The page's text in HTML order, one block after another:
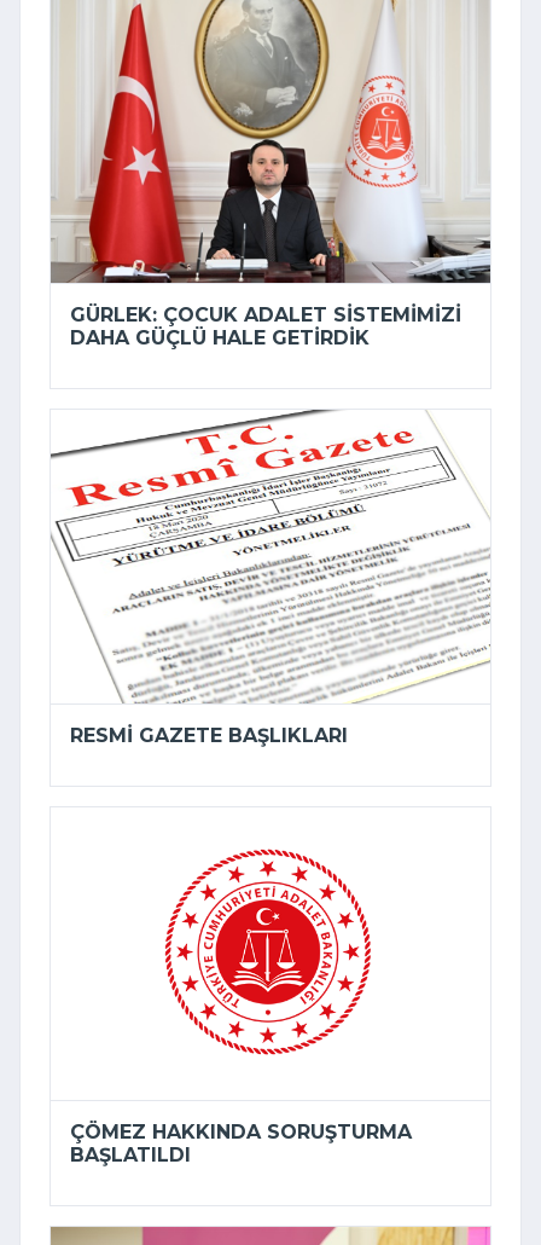
GÜRLEK: ÇOCUK ADALET SISTEMIMIZI
DAHA GÜÇLÜ HALE GETIRDIK
RESMI GAZETE BAŞLIKLARI
ÇÖMEZ HAKKINDA SORUŞTURMA
BAŞLATILDI